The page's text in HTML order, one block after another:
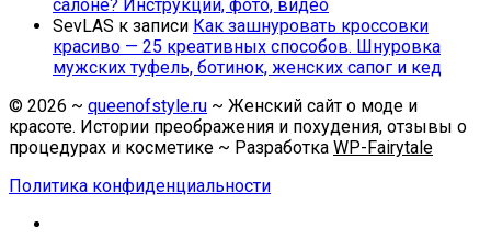
салоне? Инструкции, фото, видео
SevLAS к записи Как зашнуровать кроссовки
красиво — 25 креативных способов. Шнуровка
мужских туфель, ботинок, женских сапог и кед
© 2026 ~ queenofstyle.ru ~ Женский сайт о моде и
красоте. Истории преображения и похудения, отзывы о
процедурах и косметике ~ Разработка WP-Fairytale
Политика конфиденциальности